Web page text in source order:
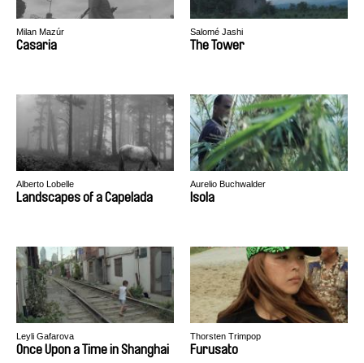
Milan Mazúr
Casaria
Salomé Jashi
The Tower
Alberto Lobelle
Landscapes of a Capelada
Aurelio Buchwalder
Isola
Leyli Gafarova
Once Upon a Time in Shanghai
Thorsten Trimpop
Furusato